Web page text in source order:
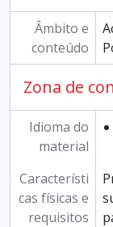
Âmbito e
conteúdo
Zona de
Idioma do
material
Característi
cas físicas e
requisitos